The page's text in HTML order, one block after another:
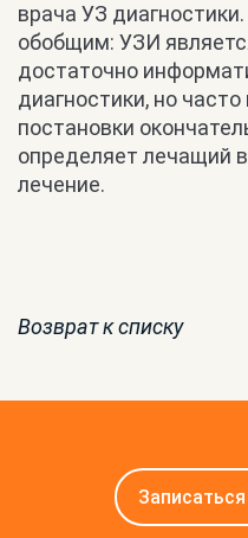
врача УЗ
обобщим: УЗИ
достаточно
диагностики, но
постановки
определяет лечащий
лечение.
Возврат к списку